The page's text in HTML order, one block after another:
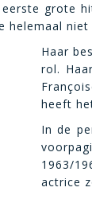
grote
Haar
rol.
heeft
In de
1963/
actrice